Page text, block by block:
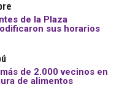
de la Plaza
sus horarios
de 2.000 vecinos en
de alimentos